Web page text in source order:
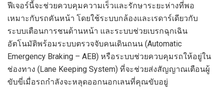
ฟีเจอร์นี้จะช่วยควบคุมความเร็วและรักษาระยะห่างที่พอ
เหมาะกับรถคันหน้า โดยใช้ระบบกล้องและเรดาร์เดียวกับ
ระบบเตือนการชนด้านหน้า และระบบช่วยเบรกฉุกเฉิน
อัตโนมัติพร้อมระบบตรวจจับคนเดินถนน (Automatic
Emergency Braking – AEB) หรือระบบช่วยควบคุมรถให้อยู่ใน
ช่องทาง (Lane Keeping System) ที่จะช่วยส่งสัญญาณเตือนผู้
ขับขี่เมื่อรถกำลังจะหลุดออกนอกเลนที่คุณขับอยู่